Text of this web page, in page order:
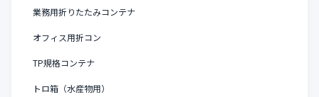
業務用折りたたみコンテナ
オフィス用折コン
TP規格コンテナ
トロ箱（水産物用）